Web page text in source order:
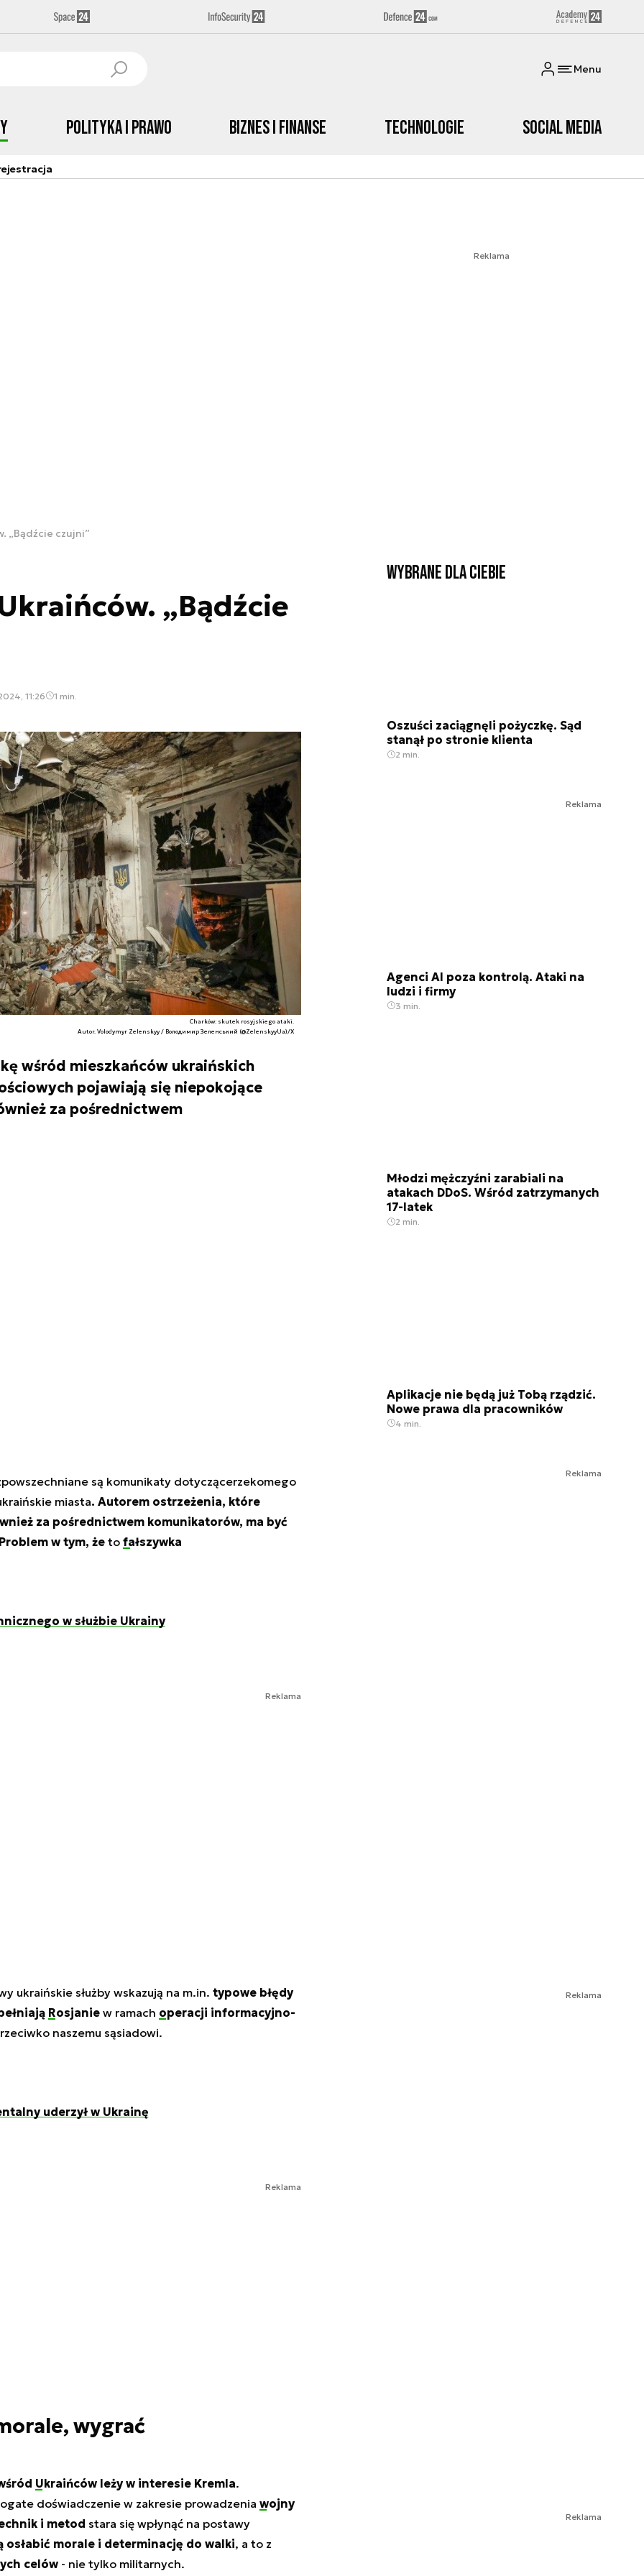
Menu
Polityka i prawo Biznes i Finanse Technologie Social media
Reklama
„Bądźcie czujni”
„Bądźcie
11:26 1 min.
Charków: skutek rosyjskiego ataki.
Autor. Volodymyr Zelenskyy / Володимир Зеленський (@ZelenskyyUa)/X
wśród mieszkańców ukraińskich
pojawiają się niepokojące
za pośrednictwem
są komunikaty dotyczącerzekomego
miasta. Autorem ostrzeżenia, które
za pośrednictwem komunikatorów, ma być
w tym, żeto fałszywka
w służbie Ukrainy
Reklama
ukraińskie służby wskazują na m.in. typowe błędy
Rosjaniew ramach operacji informacyjno-
naszemu sąsiadowi.
uderzył w Ukrainę
Reklama
wygrać
Ukraińcówleży w interesie Kremla.
doświadczenie w zakresie prowadzenia wojny
i metod stara się wpłynąć na postawy
osłabić morale i determinację do walki, a to z
celów- nie tylko militarnych.
Wybrane dla Ciebie
Oszuści zaciągnęli pożyczkę. Sąd
stanął po stronie klienta
2 min.
Reklama
Agenci AI poza kontrolą. Ataki na
ludzi i firmy
3 min.
Młodzi mężczyźni zarabiali na
atakach DDoS. Wśród zatrzymanych
17-latek
2 min.
Aplikacje nie będą już Tobą rządzić.
Nowe prawa dla pracowników
4 min.
Reklama
Reklama
Reklama